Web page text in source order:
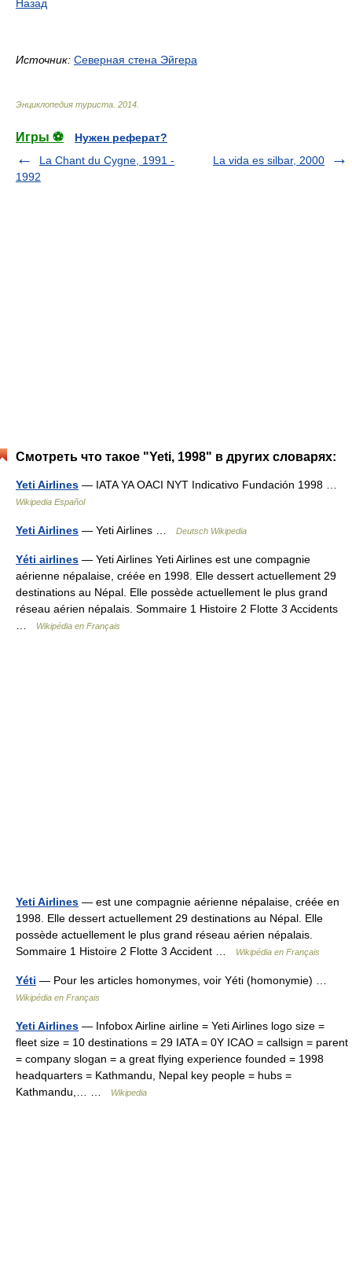
Назад
Источник: Северная стена Эйгера
Энциклопедия туриста 2014
Игры ⚽
Нужен реферат?
La Chant du Cygne, 1991 -
1992
La vida es silbar, 2000
Смотреть что такое "Yeti, 1998" в других словарях:
Yeti Airlines — IATA YA OACI NYT Indicativo Fundación 1998 …
Wikipedia Español
Yeti Airlines — Yeti Airlines … Deutsch Wikipedia
Yéti airlines — Yeti Airlines Yeti Airlines est une compagnie
aérienne népalaise, créée en 1998. Elle dessert actuellement 29
destinations au Népal. Elle possède actuellement le plus grand
réseau aérien népalais. Sommaire 1 Histoire 2 Flotte 3 Accidents
Wikipédia en Français
Yeti Airlines — est une compagnie aérienne népalaise, créée en
1998. Elle dessert actuellement 29 destinations au Népal. Elle
possède actuellement le plus grand réseau aérien népalais.
Sommaire 1 Histoire 2 Flotte 3 Accident …
Wikipédia en Français
Yéti — Pour les articles homonymes, voir Yéti (homonymie) …
Wikipédia en Français
Yeti Airlines — Infobox Airline airline = Yeti Airlines logo size =
fleet size = 10 destinations = 29 IATA = 0Y ICAO = callsign = parent
= company slogan = a great flying experience founded = 1998
headquarters = Kathmandu, Nepal key people = hubs =
Kathmandu,… …
Wikipedia